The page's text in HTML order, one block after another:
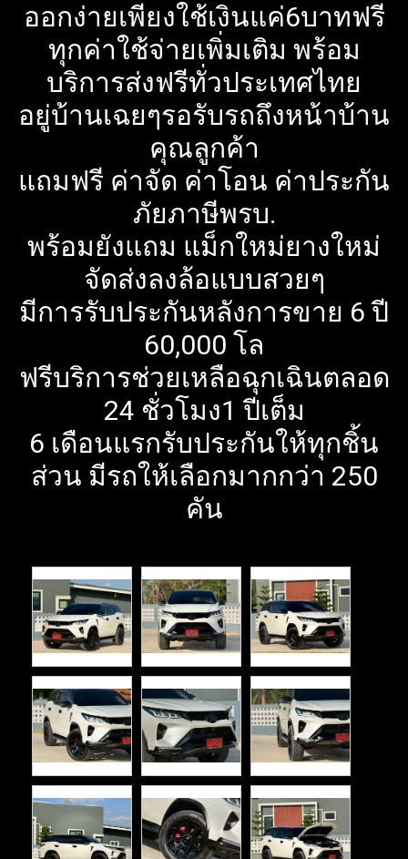
ออกง่ายเพียงใช้เงินแค่6บาทฟรี
ทุกค่าใช้จ่ายเพิ่มเติม พร้อม
บริการส่งฟรีทั่วประเทศไทย
อยู่บ้านเฉยๆรอรับรถถึงหน้าบ้าน
คุณลูกค้า
แถมฟรี ค่าจัด ค่าโอน ค่าประกัน
ภัยภาษีพรบ.
พร้อมยังแถม แม็กใหม่ยางใหม่
จัดส่งลงล้อแบบสวยๆ
มีการรับประกันหลังการขาย 6 ปี
60,000 โล
ฟรีบริการช่วยเหลือฉุกเฉินตลอด
24 ชั่วโมง1 ปีเต็ม
6 เดือนแรกรับประกันให้ทุกชิ้น
ส่วน มีรถให้เลือกมากกว่า 250
คัน